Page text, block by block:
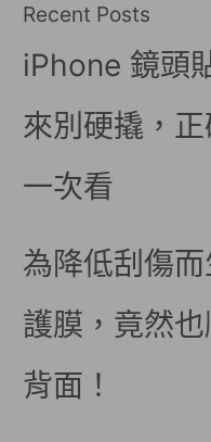
Recent Posts
iPhone 鏡頭
來別硬撬，
一次看
為降低刮傷
護膜，竟然
背面！